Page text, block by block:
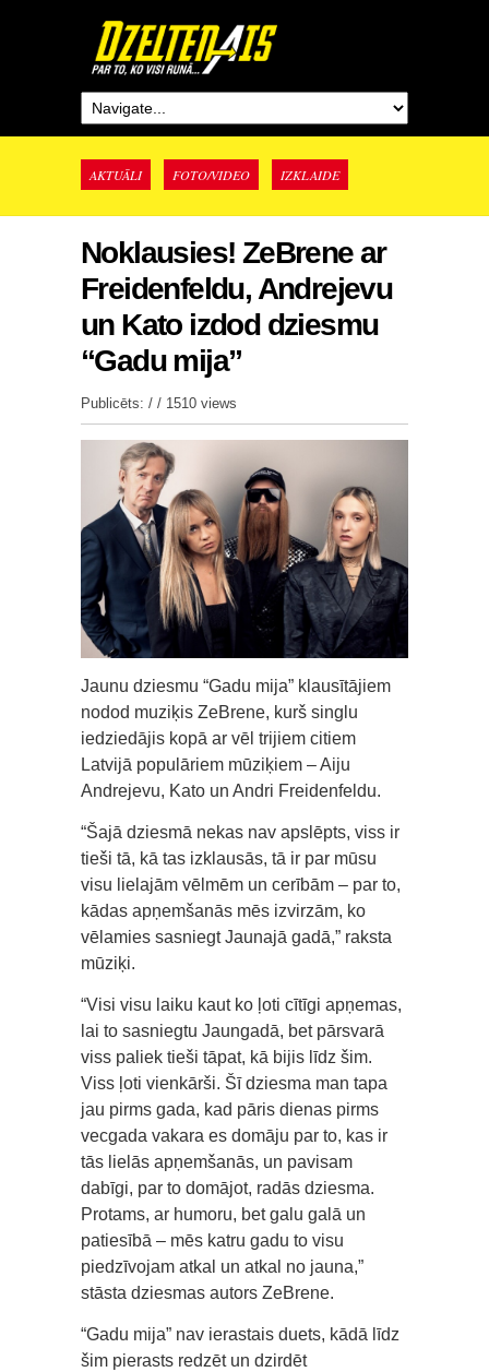
AKTUĀLI FOTO/VIDEO IZKLAIDE
Noklausies! ZeBrene ar
Freidenfeldu, Andrejevu
un Kato izdod dziesmu
“Gadu mija”
Publicēts: / / 1510 views
Jaunu dziesmu “Gadu mija” klausītājiem
nodod muziķis ZeBrene, kurš singlu
iedziedājis kopā ar vēl trijiem citiem
Latvijā populāriem mūziķiem – Aiju
Andrejevu, Kato un Andri Freidenfeldu.
“Šajā dziesmā nekas nav apslēpts, viss ir
tieši tā, kā tas izklausās, tā ir par mūsu
visu lielajām vēlmēm un cerībām – par to,
kādas apņemšanās mēs izvirzām, ko
vēlamies sasniegt Jaunajā gadā,” raksta
mūziķi.
“Visi visu laiku kaut ko ļoti cītīgi apņemas,
lai to sasniegtu Jaungadā, bet pārsvarā
viss paliek tieši tāpat, kā bijis līdz šim.
Viss ļoti vienkārši. Šī dziesma man tapa
jau pirms gada, kad pāris dienas pirms
vecgada vakara es domāju par to, kas ir
tās lielās apņemšanās, un pavisam
dabīgi, par to domājot, radās dziesma.
Protams, ar humoru, bet galu galā un
patiesībā – mēs katru gadu to visu
piedzīvojam atkal un atkal no jauna,”
stāsta dziesmas autors ZeBrene.
“Gadu mija” nav ierastais duets, kādā līdz
šim pierasts redzēt un dzirdēt